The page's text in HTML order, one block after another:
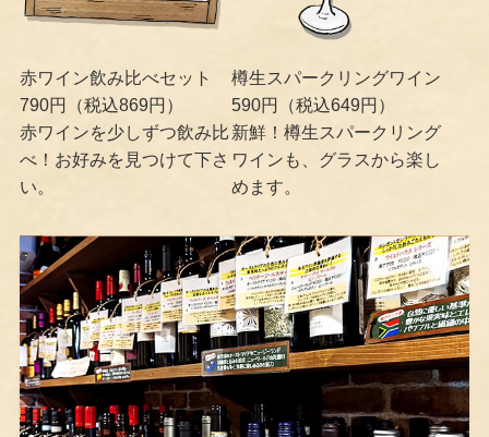
赤ワイン飲み比べセット
790円（税込869円）
赤ワインを少しずつ飲み比
べ！お好みを見つけて下さ
い。
樽生スパークリングワイン
590円（税込649円）
新鮮！樽生スパークリング
ワインも、グラスから楽し
めます。